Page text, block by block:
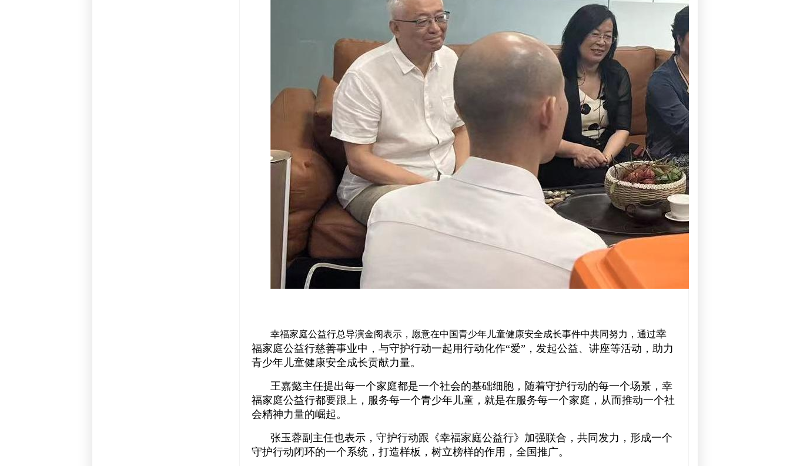
幸福家庭公益行总导演金阁表示，愿意在中国青少年儿童健康安全成长事件中共同努力，通过幸
福家庭公益行慈善事业中，与守护行动一起用行动化作“爱”，发起公益、讲座等活动，助力
青少年儿童健康安全成长贡献力量。
王嘉懿主任提出每一个家庭都是一个社会的基础细胞，随着守护行动的每一个场景，幸
福家庭公益行都要跟上，服务每一个青少年儿童，就是在服务每一个家庭，从而推动一个社
会精神力量的崛起。
张玉蓉副主任也表示，守护行动跟《幸福家庭公益行》加强联合，共同发力，形成一个
守护行动闭环的一个系统，打造样板，树立榜样的作用，全国推广。